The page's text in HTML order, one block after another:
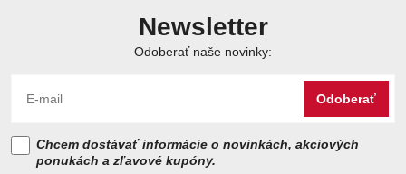
Newsletter
Odoberať naše novinky:
Odoberať
Chcem dostávať informácie o novinkách, akciových
ponukách a zľavové kupóny.